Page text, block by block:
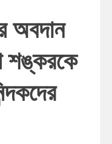
অবদান
শঙ্করকে